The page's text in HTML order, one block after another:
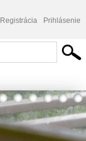
Registrácia Prihlásenie